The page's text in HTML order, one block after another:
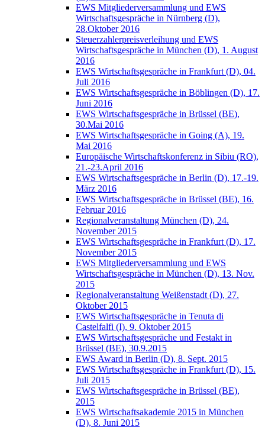
EWS Mitgliederversammlung und EWS
Wirtschaftsgespräche in Nürnberg (D),
28.Oktober 2016
Steuerzahlerpreisverleihung und EWS
Wirtschaftsgespräche in München (D), 1. August
2016
EWS Wirtschaftsgespräche in Frankfurt (D), 04.
Juli 2016
EWS Wirtschaftsgespräche in Böblingen (D), 17.
Juni 2016
EWS Wirtschaftsgespräche in Brüssel (BE),
30.Mai 2016
EWS Wirtschaftsgespräche in Going (A), 19.
Mai 2016
Europäische Wirtschaftskonferenz in Sibiu (RO),
21.-23.April 2016
EWS Wirtschaftsgespräche in Berlin (D), 17.-19.
März 2016
EWS Wirtschaftsgespräche in Brüssel (BE), 16.
Februar 2016
Regionalveranstaltung München (D), 24.
November 2015
EWS Wirtschaftsgespräche in Frankfurt (D), 17.
November 2015
EWS Mitgliederversammlung und EWS
Wirtschaftsgespräche in München (D), 13. Nov.
2015
Regionalveranstaltung Weißenstadt (D), 27.
Oktober 2015
EWS Wirtschaftsgespräche in Tenuta di
Castelfalfi (I), 9. Oktober 2015
EWS Wirtschaftsgespräche und Festakt in
Brüssel (BE), 30.9.2015
EWS Award in Berlin (D), 8. Sept. 2015
EWS Wirtschaftsgespräche in Frankfurt (D), 15.
Juli 2015
EWS Wirtschaftsgespräche in Brüssel (BE),
2015
EWS Wirtschaftsakademie 2015 in München
(D), 8. Juni 2015